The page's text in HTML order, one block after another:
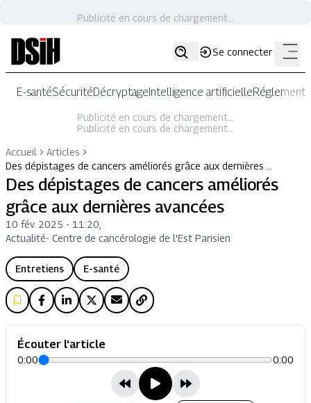
Publicité en cours de chargement...
Se connecter
E-santéSécuritéDécryptageIntelligence artificielle
Publicité en cours de chargement...
Publicité en cours de chargement...
Accueil
Articles
Des dépistages de cancers améliorés grâce aux dernières …
Des dépistages de cancers améliorés
grâce aux dernières avancées
10 fév. 2025 - 11:20
Actualité- Centre de cancérologie de l'Est Parisien
Entretiens E-santé
Écouter l'article
0:00 0:00